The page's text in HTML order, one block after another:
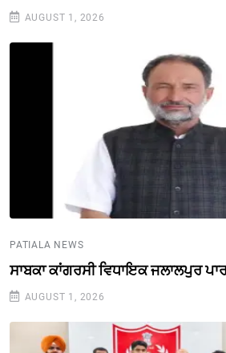
AUGUST 1, 2026
PATIALA NEWS
ਸਾਬਕਾ ਕਾਂਗਰਸੀ ਵਿਧਾਇਕ ਜਲਾਲਪੁਰ
AUGUST 1, 2026